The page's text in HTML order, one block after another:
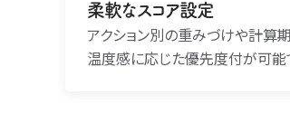
柔軟なスコア設定
アクション別の重みづけや計算
温度感に応じた優先度付が可能